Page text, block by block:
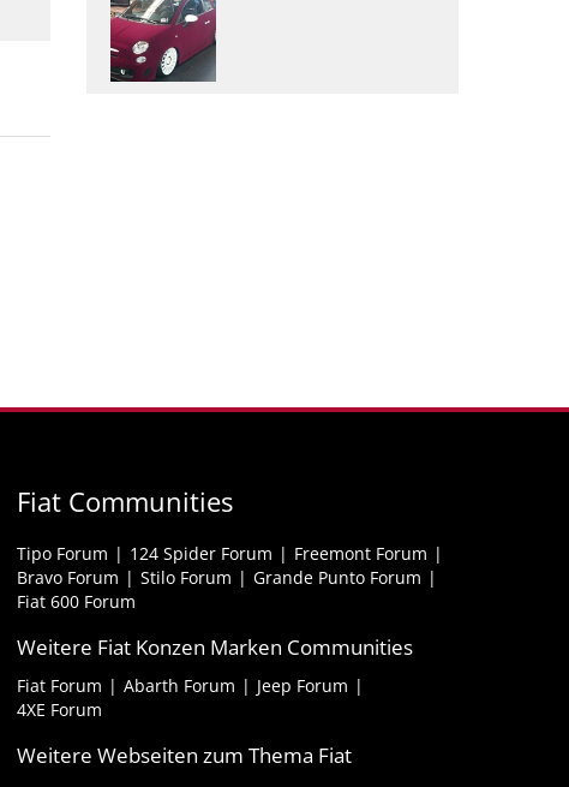
Fiat Communities
Tipo Forum 124 Spider Forum
Freemont Forum
Bravo Forum
Stilo Forum
Grande Punto Forum
Fiat 600 Forum
Weitere Fiat Konzen Marken Communities
Fiat Forum Abarth Forum
Jeep Forum
4XE Forum
Weitere Webseiten zum Thema Fiat